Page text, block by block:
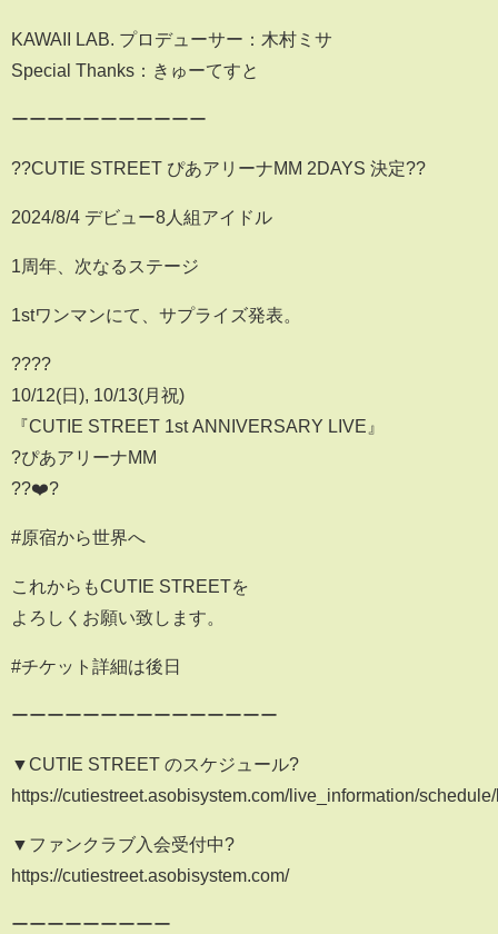
KAWAII LAB. プロデューサー：木村ミサ
Special Thanks：きゅーてすと
ーーーーーーーーーーー
??CUTIE STREET ぴあアリーナMM 2DAYS 決定??
2024/8/4 デビュー8人組アイドル
1周年、次なるステージ
1stワンマンにて、サプライズ発表。
????
10/12(日), 10/13(月祝)
『CUTIE STREET 1st ANNIVERSARY LIVE』
?ぴあアリーナMM
??❤️?
#原宿から世界へ
これからもCUTIE STREETを
よろしくお願い致します。
#チケット詳細は後日
ーーーーーーーーーーーーーーー
▼CUTIE STREET のスケジュール?
https://cutiestreet.asobisystem.com/live_information/
▼ファンクラブ入会受付中?
https://cutiestreet.asobisystem.com/
ーーーーーーーーー